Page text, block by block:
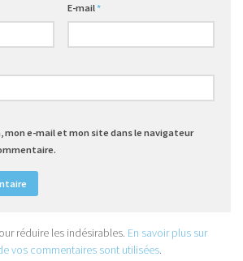
E-mail*
mon e-mail et mon site dans le navigateur
réduire les indésirables. En savoir plus sur
vos commentaires sont utilisées.